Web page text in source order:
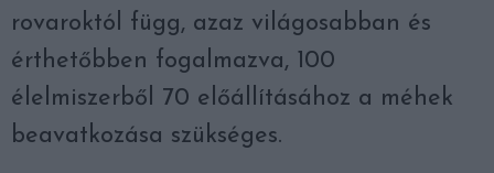
rovaroktól függ, azaz világosabban és
érthetőbben fogalmazva, 100
élelmiszerből 70 előállításához a méhek
beavatkozása szükséges.